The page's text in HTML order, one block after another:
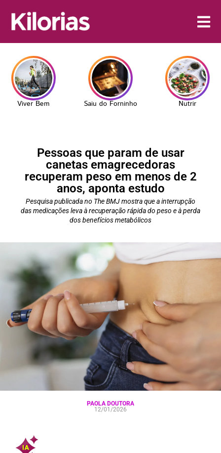
Viver Bem Saiu do Forninho Nutrir
Pessoas que param de usar
canetas emagrecedoras
recuperam peso em menos de 2
anos, aponta estudo
Pesquisa publicada no The BMJ mostra que a interrupção
das medicações leva à recuperação rápida do peso e à perda
dos benefícios metabólicos
PAOLA DOUTORA
12/01/2026